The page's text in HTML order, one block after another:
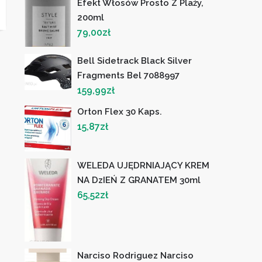
Efekt Włosów Prosto Z Plaży,
200ml
79,00zł
Bell Sidetrack Black Silver
Fragments Bel 7088997
159,99zł
Orton Flex 30 Kaps.
15,87zł
WELEDA UJĘDRNIAJĄCY KREM
NA DzIEŃ Z GRANATEM 30ml
65,52zł
Narciso Rodriguez Narciso